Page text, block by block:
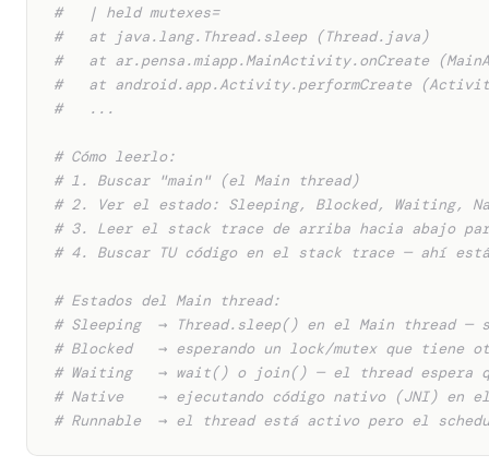
#   | held mutexes=
#   at java.lang.Thread.sleep (Thread.java)
#   at ar.pensa.miapp.MainActivity.onCreate
#   at android.app.Activity.performCreate
#   ...
# Cómo leerlo:
# 1. Buscar "main" (el Main thread)
# 2. Ver el estado: Sleeping, Blocked, Waiting,
# 3. Leer el stack trace de arriba hacia abajo
# 4. Buscar TU código en el stack trace — ahí
# Estados del Main thread:
# Sleeping  → Thread.sleep() en el Main thread —
# Blocked   → esperando un lock/mutex que tiene
# Waiting   → wait() o join() — el thread espera
# Native    → ejecutando código nativo (JNI) en
# Runnable  → el thread está activo pero el